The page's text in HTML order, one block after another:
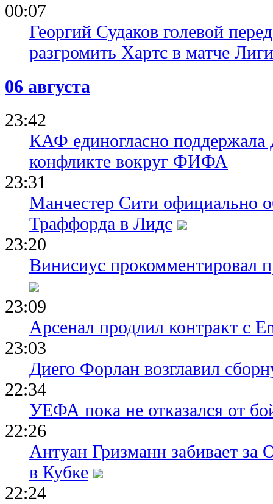
00:07
Георгий Судаков голевой
разгромить Хартс в матче
06 августа
23:42
КАФ единогласно
конфликте вокруг ФИФА
23:31
Манчестер Сити официально
Траффорда в Лидс
23:20
Винисиус прокомментировал
23:09
Арсенал продлил контракт с
23:03
Диего Форлан возглавил
22:34
УЕФА пока не отказался от
22:26
Антуан Гризманн забивает за
в Кубке
22:24